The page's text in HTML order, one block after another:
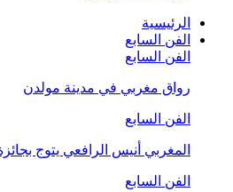
الرئيسية
الفن السابع
الفن السابع
رواق مغربي في مدينة مولدن
الفن السابع
المغربي أنيس الرافعي يتوج
الفن السابع